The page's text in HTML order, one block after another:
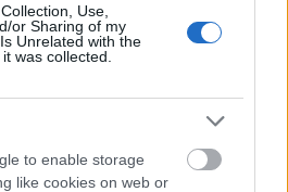
Use,
or Sharing of my
Unrelated with the
was collected.
to enable storage
like cookies on web or
repertoáron marad a
főfőnök, aSzibériai csárdás,